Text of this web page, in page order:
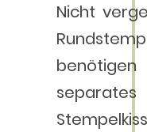
Nicht
separates